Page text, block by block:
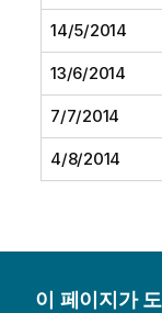
14/5/2014
13/6/2014
7/7/2014
4/8/2014
이 페이지가